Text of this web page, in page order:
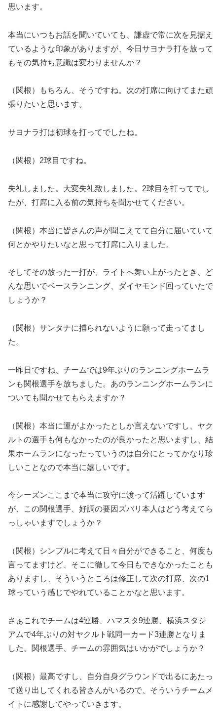
思います。
本当にいつもお話を聞いていても、謙虚で常に次を見据え
ているような印象がありますが、今日サヨナラ打を放って
もその気持ち意識は変わりませんか？
（関根）もちろん、そうですね。次の打席に向けてまた頑
張りたいと思います。
サヨナラ打は初球を打ってでしたね。
（関根）2球目ですね。
失礼しました。大変失礼致しました。2球目を打ってでし
たが、打席に入る前の気持ちを聞かせてください。
（関根）本当に皆さんの声が聞こえてて自分に届いていて
何とかやりたいなと思って打席に入りました。
そしてその放った一打が、ライトへ舞い上がったとき、ど
んな思いでベースランニング、ダイヤモンド回っていたで
しょうか？
（関根）サンタナに捕られないように願って走ってまし
た。
一昨日ですね、チームでは9年ぶりのランニングホームラ
ンも関根選手を放ちました。あのランニングホームランに
ついても聞かせてもらえますか？
（関根）本当に運がよかったとしか言えないですし、ヤク
ルトの選手も何もなかったのが良かったと思いますし、結
果ホームランになったっていうのは自分にとってかなり珍
しいことなので本当に嬉しいです。
今シーズンここまで本当に攻守に渡って活躍しています
が、この関根選手、好調の要因ズバリ本人はどう考えてら
っしゃいますでしょうか？
（関根）シンプルに考えて日々自分ができること、何度も
言ってますけど、そこに徹して今日もできなかったことも
ありますし、そういうところは修正して次の打席、次の1
球っていう感じでやれていることかなと思います。
さぁこれでチームは4連勝、ハマスタ9連勝、横浜スタジ
アムで4年ぶりの対ヤクルト戦同一カード3連勝となりま
した。関根選手、チームの雰囲気はいかがでしょうか？
（関根）最高ですし、自分自身グラウンドで出るにあたっ
て送り出してくれる皆さんがいるので、そういうチームメ
イトに感謝してやっていきます。